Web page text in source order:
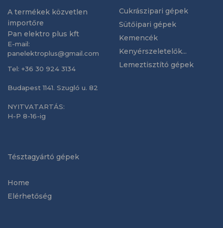
A termékek közvetlen
importőre
Pan elektro plus kft
E-mail:
panelektroplus@gmail.com
Tel: +36 30 924 3134
Budapest 1141. Szugló u. 82
NYITVATARTÁS:
H-P 8-16-ig
Cukrászipari gépek
Sütőipari gépek
Kemencék
Kenyérszeletelők...
Lemeztisztító gépek
Tésztagyártó gépek
Home
Elérhetőség